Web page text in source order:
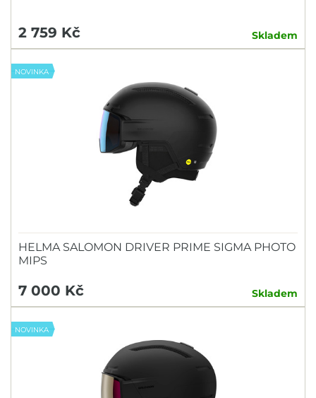
2 759 Kč Skladem
NOVINKA
HELMA SALOMON DRIVER PRIME SIGMA PHOTO
MIPS
7 000 Kč Skladem
NOVINKA